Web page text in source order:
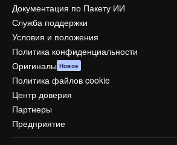
Документация по Пакету ИИ
Служба поддержки
Условия и положения
Политика конфиденциальности
Оригиналы Новое
Политика файлов cookie
Центр доверия
Партнеры
Предприятие